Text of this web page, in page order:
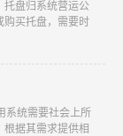
托盘归系统营运公
购买托盘，需要时
系统需要社会上所
据其需求提供相